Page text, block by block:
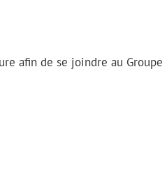
afin de se joindre au Groupe